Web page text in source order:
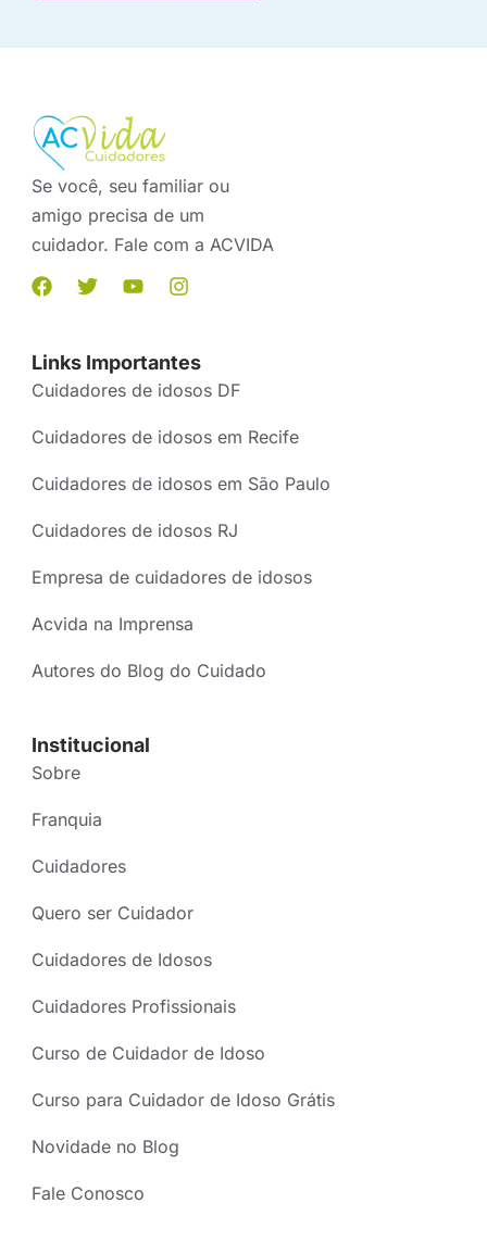
Se você, seu familiar ou
amigo precisa de um
cuidador. Fale com a ACVIDA
Links Importantes
Cuidadores de idosos DF
Cuidadores de idosos em Recife
Cuidadores de idosos em São Paulo
Cuidadores de idosos RJ
Empresa de cuidadores de idosos
Acvida na Imprensa
Autores do Blog do Cuidado
Institucional
Sobre
Franquia
Cuidadores
Quero ser Cuidador
Cuidadores de Idosos
Cuidadores Profissionais
Curso de Cuidador de Idoso
Curso para Cuidador de Idoso Grátis
Novidade no Blog
Fale Conosco